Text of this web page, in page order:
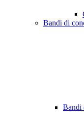
Bandi di
Bandi